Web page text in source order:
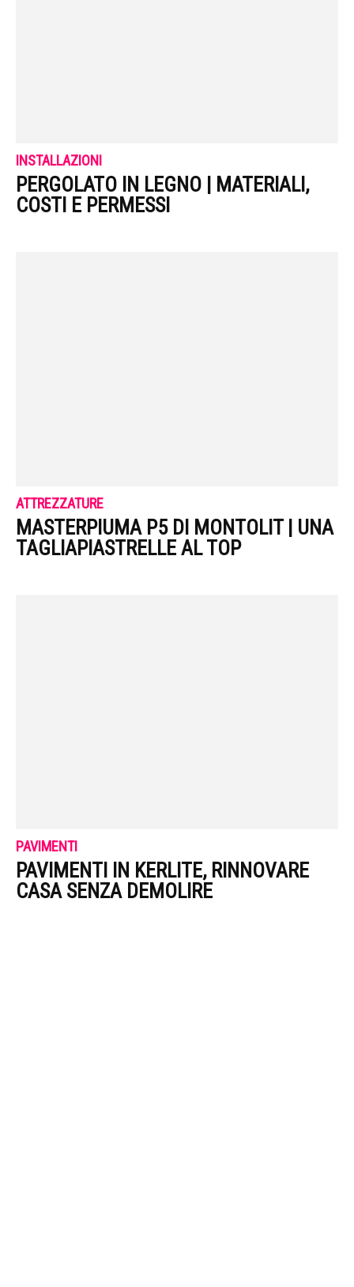
INSTALLAZIONI
PERGOLATO IN LEGNO | MATERIALI,
COSTI E PERMESSI
ATTREZZATURE
MASTERPIUMA P5 DI MONTOLIT | UNA
TAGLIAPIASTRELLE AL TOP
PAVIMENTI
PAVIMENTI IN KERLITE, RINNOVARE
CASA SENZA DEMOLIRE